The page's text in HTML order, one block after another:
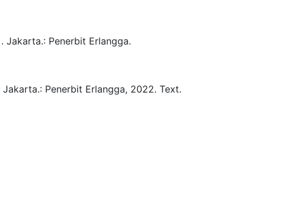
. Jakarta.: Penerbit Erlangga.
Jakarta.: Penerbit Erlangga, 2022. Text.